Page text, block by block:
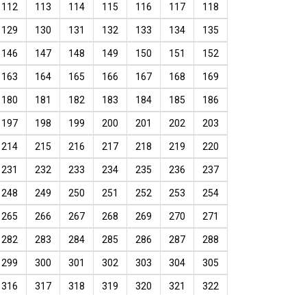
112 113 114 115 116 117 118
129 130 131 132 133 134 135
146 147 148 149 150 151 152
163 164 165 166 167 168 169
180 181 182 183 184 185 186
197 198 199 200 201 202 203
214 215 216 217 218 219 220
231 232 233 234 235 236 237
248 249 250 251 252 253 254
265 266 267 268 269 270 271
282 283 284 285 286 287 288
299 300 301 302 303 304 305
316 317 318 319 320 321 322